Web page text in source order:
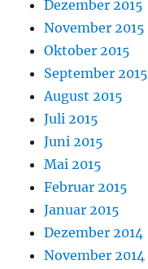
Dezember 2015
November 2015
Oktober 2015
September 2015
August 2015
Juli 2015
Juni 2015
Mai 2015
Februar 2015
Januar 2015
Dezember 2014
November 2014